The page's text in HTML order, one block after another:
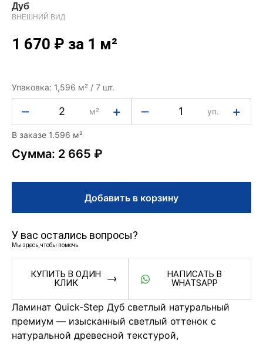
Дуб
ВНЕШНИЙ ВИД
1 670 ₽ за 1 м²
Упаковка: 1,596 м² / 7 шт.
– м² + – уп. +
В заказе 1.596 м²
Сумма: 2 665 ₽
Добавить в корзину
У вас остались вопросы?
Мы здесь, чтобы помочь
КУПИТЬ В ОДИН
КЛИК
НАПИСАТЬ В
WHATSAPP
Ламинат Quick-Step Дуб светлый натуральный
премиум — изысканный светлый оттенок с
натуральной древесной текстурой,